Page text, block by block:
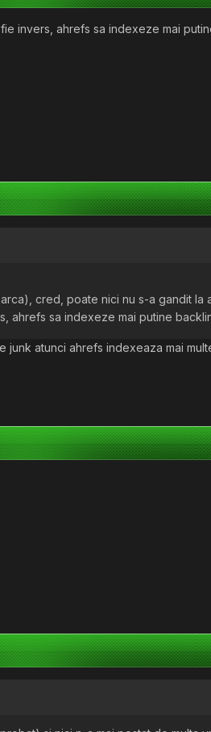
invers, ahrefs sa indexeze mai
cred, poate nici nu s-a gandit la
ahrefs sa indexeze mai putine
atunci ahrefs indexeaza mai